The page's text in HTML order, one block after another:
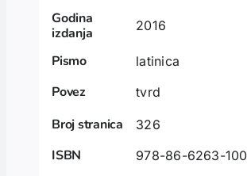
Godina
izdanja
2016
Pismo latinica
Povez tvrd
Broj stranica 326
ISBN 978-86-6263-